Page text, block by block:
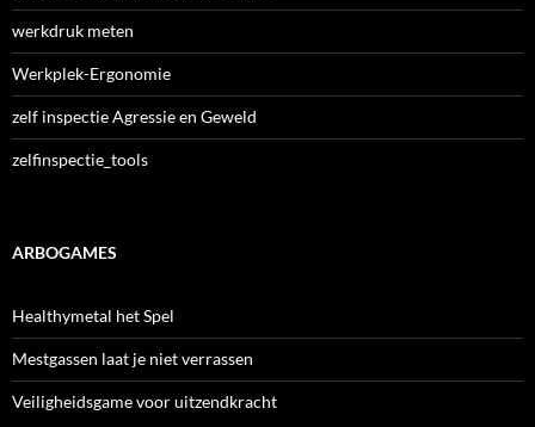
werkdruk meten
Werkplek-Ergonomie
zelf inspectie Agressie en Geweld
zelfinspectie_tools
ARBOGAMES
Healthymetal het Spel
Mestgassen laat je niet verrassen
Veiligheidsgame voor uitzendkracht